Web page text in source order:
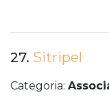
27. Sitripel
Categoria: